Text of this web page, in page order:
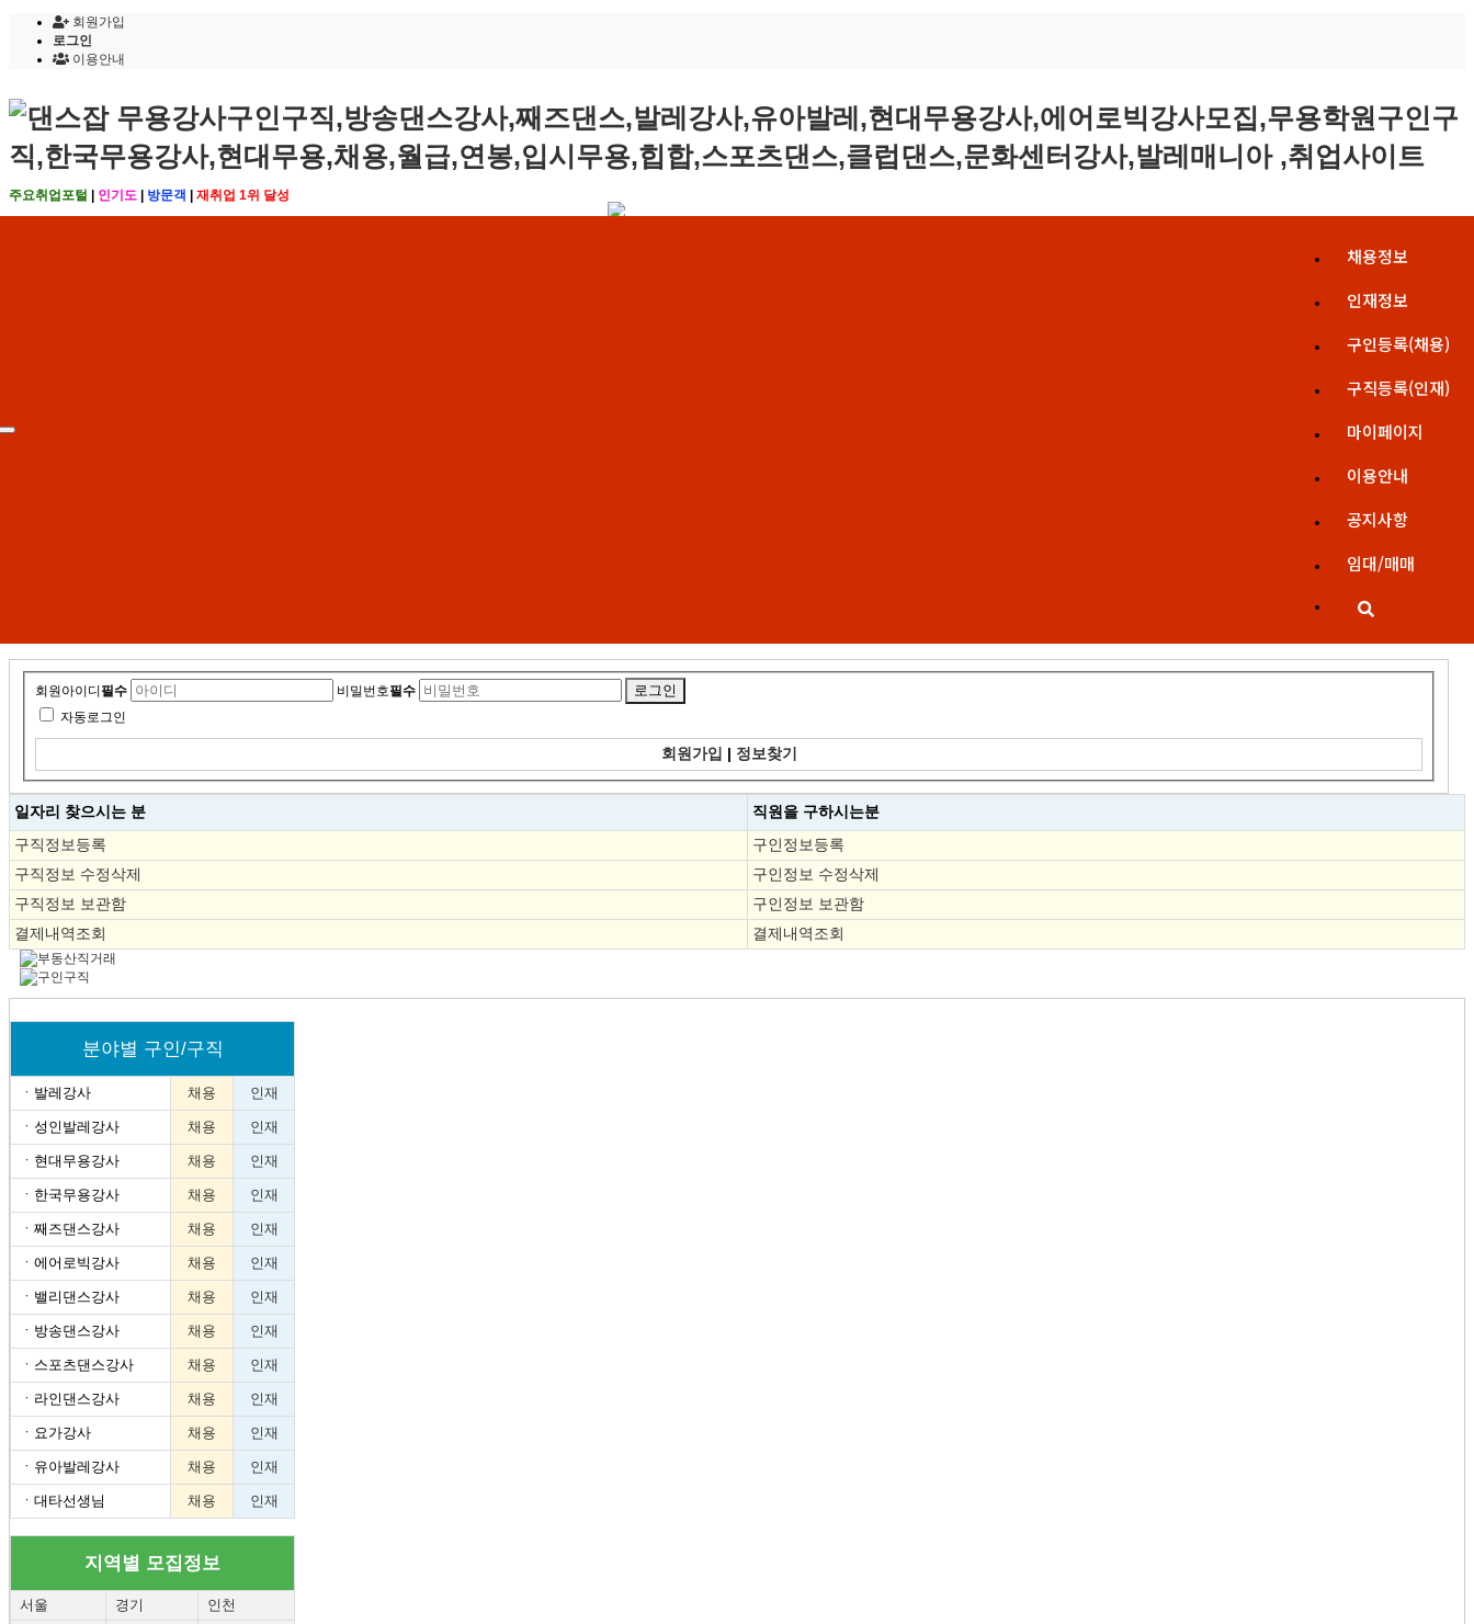
회원가입
로그인
이용안내
주요취업포털 인기도 방문객 재취업 1위 달성
채용정보
인재정보
구인등록(채용)
구직등록(인재)
마이페이지
이용안내
공지사항
임대/매매
회원아이디 필수 비밀번호필수
자동로그인
회원가입 | 정보찾기
일자리 찾으시는 분 직원을 구하시는분
구직정보등록
구인정보등록
구직정보 수정삭제
구인정보 수정삭제
구직정보 보관함
구인정보 보관함
결제내역조회
결제내역조회
분야별 구인/구직
ㆍ 발레강사 채용 인재
ㆍ 성인발레강사 채용 인재
ㆍ 현대무용강사 채용 인재
ㆍ 한국무용강사 채용 인재
ㆍ 째즈댄스강사 채용 인재
ㆍ 에어로빅강사 채용 인재
ㆍ 밸리댄스강사 채용 인재
ㆍ 방송댄스강사 채용 인재
ㆍ 스포츠댄스강사 채용 인재
ㆍ 라인댄스강사 채용 인재
ㆍ 요가강사 채용 인재
ㆍ 유아발레강사 채용 인재
ㆍ 대타선생님 채용 인재
지역별 모집정보
서울 경기
인천